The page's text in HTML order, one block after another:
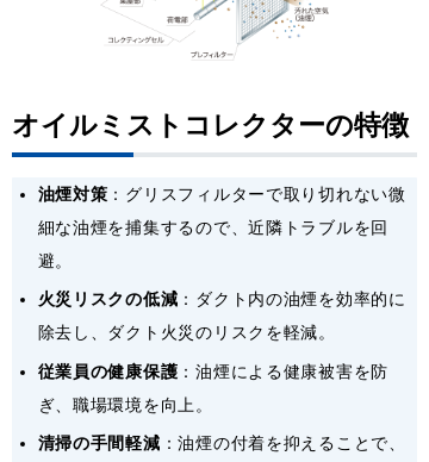
オイルミストコレクターの特徴
油煙対策 ：グリスフィルターで取り切れない微
細な油煙を捕集するので、近隣トラブルを回
避。
火災リスクの低減 ：ダクト内の油煙を効率的に
除去し、ダクト火災のリスクを軽減。
従業員の健康保護 ：油煙による健康被害を防
ぎ、職場環境を向上。
清掃の手間軽減 ：油煙の付着を抑えることで、